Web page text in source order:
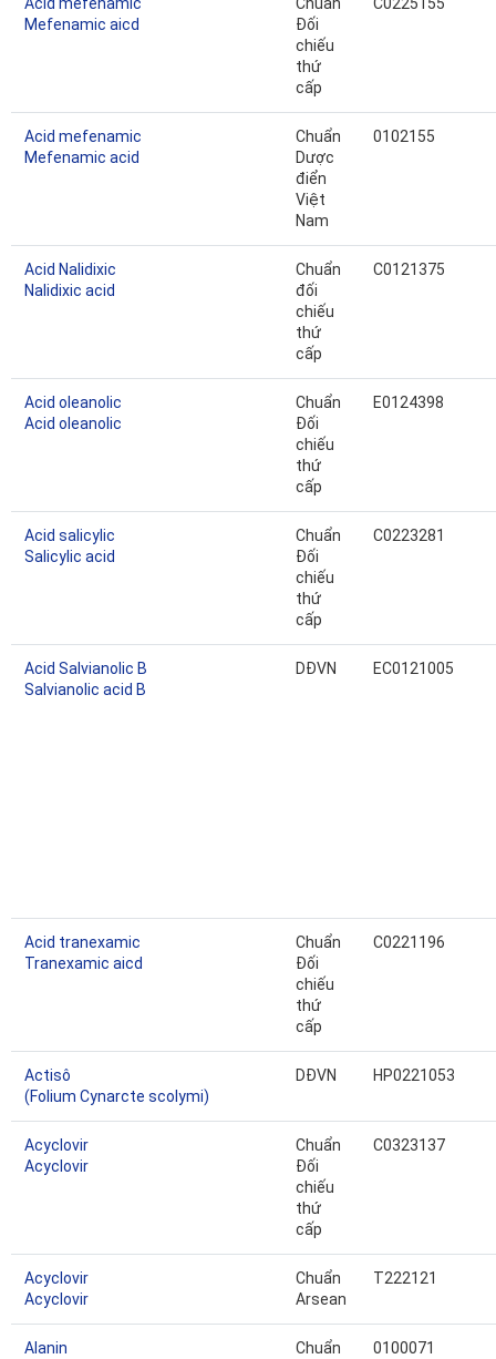
Acid mefenamic
Mefenamic aicd
Chuẩn
Đối
chiếu
thứ
cấp
C0225155
Acid mefenamic
Mefenamic acid
Chuẩn
Dược
điển
Việt
Nam
0102155
Acid Nalidixic
Nalidixic acid
Chuẩn
đối
chiếu
thứ
cấp
C0121375
Acid oleanolic
Acid oleanolic
Chuẩn
Đối
chiếu
thứ
cấp
E0124398
Acid salicylic
Salicylic acid
Chuẩn
Đối
chiếu
thứ
cấp
C0223281
Acid Salvianolic B
Salvianolic acid B
DĐVN EC0121005
Acid tranexamic
Tranexamic aicd
Chuẩn
Đối
chiếu
thứ
cấp
C0221196
Actisô
(Folium Cynarcte scolymi)
DĐVN HP0221053
Acyclovir
Acyclovir
Chuẩn
Đối
chiếu
thứ
cấp
C0323137
Acyclovir
Acyclovir
Chuẩn
Arsean
T222121
Alanin
Chuẩn
0100071